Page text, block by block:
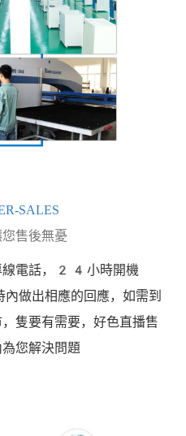
SALES
售後無憂
線電話，24小時開機
做出相應的回應，如需到
隻要有需要，好色直播售
您解決問題